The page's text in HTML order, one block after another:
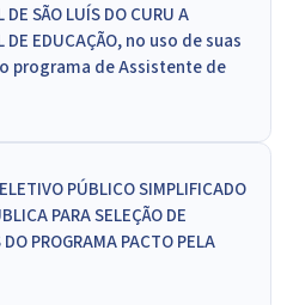
SÃO LUÍS DO CURU A
DE EDUCAÇÃO, no uso de suas
programa de Assistente de
PÚBLICO SIMPLIFICADO
PARA SELEÇÃO DE
PROGRAMA PACTO PELA